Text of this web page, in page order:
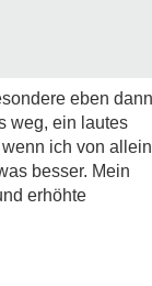
eben
weg, ein lautes
ich von
besser. Mein
erhöhte